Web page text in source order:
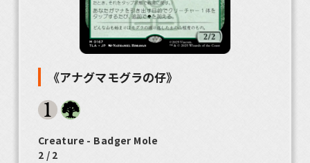
《アナグマモグラの仔》
Creature - Badger Mole
2 / 2